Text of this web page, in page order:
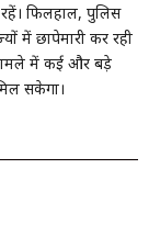
फिलहाल, पुलिस
में छापेमारी कर रही
में कई और बड़े
सकेगा।